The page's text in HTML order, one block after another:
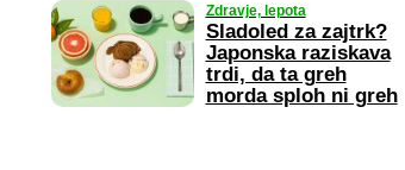
Zdravje, lepota
Sladoled za zajtrk?
Japonska raziskava
trdi, da ta greh
morda sploh ni greh